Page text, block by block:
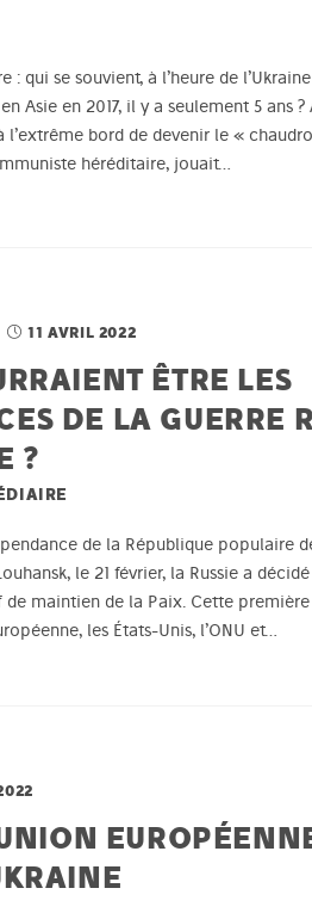
: qui se souvient, à l’heure de
Asie en 2017, il y a seulement 5 ans ?
bord de devenir le «
héréditaire, jouait…
11 AVRIL 2022
ÊTRE LES
DE LA GUERRE
?
de la République populaire
le 21 février, la Russie a
maintien de la Paix. Cette première
les États-Unis, l’ONU et…